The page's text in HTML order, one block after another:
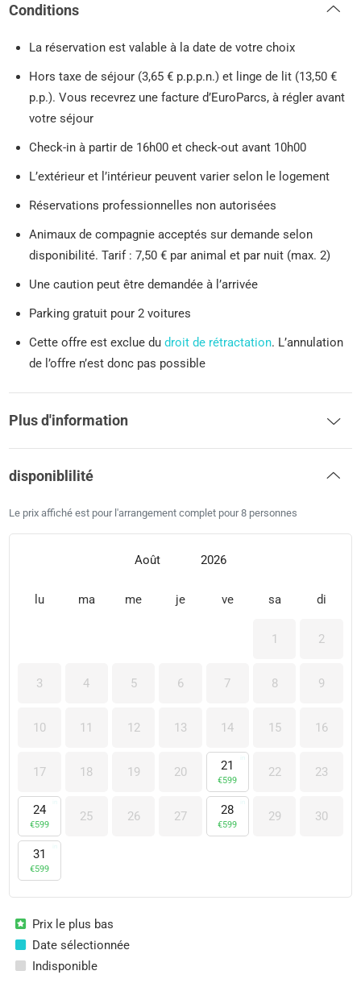
Conditions
La réservation est valable à la date de votre choix
Hors taxe de séjour (3,65 € p.p.p.n.) et linge de lit (13,50 €
p.p.). Vous recevrez une facture d’EuroParcs, à régler avant
votre séjour
Check-in à partir de 16h00 et check-out avant 10h00
L’extérieur et l’intérieur peuvent varier selon le logement
Réservations professionnelles non autorisées
Animaux de compagnie acceptés sur demande selon
disponibilité. Tarif : 7,50 € par animal et par nuit (max. 2)
Une caution peut être demandée à l’arrivée
Parking gratuit pour 2 voitures
Cette offre est exclue dudroit de rétractation. L’annulation
de l’offre n’est donc pas possible
Plus d'information
disponiblilité
Le prix affiché est pour l'arrangement complet pour 8 personnes
Août 2026
lu ma me je ve sa di
1 2
3 4 5 6 7 8 9
10 11 12 13 14 15 16
17 18 19 20 21
€599
22 23
24
€599
25 26 27 28
€599
29 30
31
€599
Prix le plus bas
Date sélectionnée
Indisponible